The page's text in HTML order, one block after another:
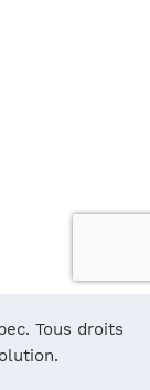
Tous droits